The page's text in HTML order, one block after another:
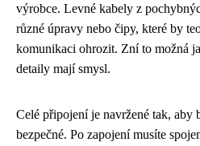
výrobce. Levné kabely z
různé úpravy nebo čipy, které by
komunikaci ohrozit. Zní to možná
detaily mají smysl.
Celé připojení je navržené tak, aby
bezpečné. Po zapojení musíte